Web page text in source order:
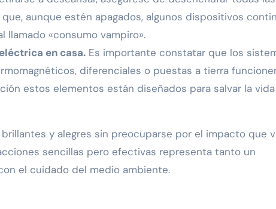
aunque estén apagados, algunos dispositivos
llamado «consumo vampiro».
en casa. Es importante constatar que los
diferenciales o puestas a tierra
estos elementos están diseñados para salvar la
y alegres sin preocuparse por el impacto que
sencillas pero efectivas representa tanto un
el cuidado del medio ambiente.